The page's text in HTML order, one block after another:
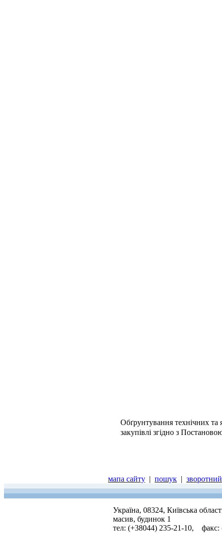
Обґрунтування технічних та
закупівлі згідно з
мапа сайту | пошук |
Україна, 08324, Київська
масив, будинок 1
тел: (+38044) 235-21-10, факс: